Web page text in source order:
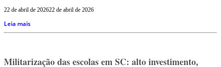
22 de abril de 202622 de abril de 2026
Leia mais
Militarização das escolas em SC: alto investimento,